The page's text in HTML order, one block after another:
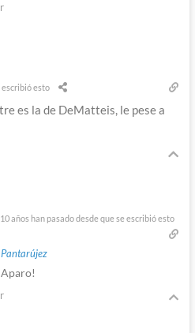
escribió esto
es la de DeMatteis, le pese a
10 años han pasado desde que se escribió esto